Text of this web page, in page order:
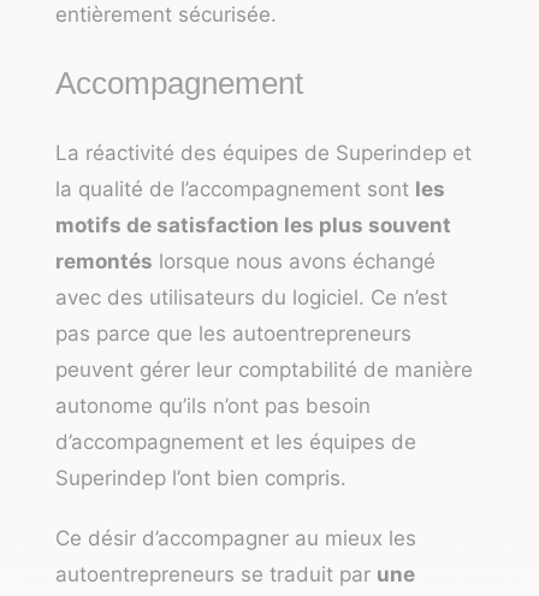
entièrement sécurisée.
Accompagnement
La réactivité des équipes de Superindep et
la qualité de l’accompagnement sont les
motifs de satisfaction les plus souvent
remontés lorsque nous avons échangé
avec des utilisateurs du logiciel. Ce n’est
pas parce que les autoentrepreneurs
peuvent gérer leur comptabilité de manière
autonome qu’ils n’ont pas besoin
d’accompagnement et les équipes de
Superindep l’ont bien compris.
Ce désir d’accompagner au mieux les
autoentrepreneurs se traduit par une